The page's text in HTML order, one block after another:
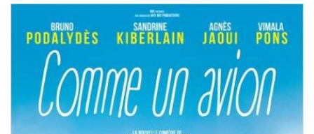
Misdaad
Musical
Oorlogsfilm
Romantische komedie